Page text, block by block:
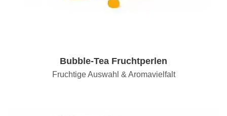
Bubble-Tea Fruchtperlen
Fruchtige Auswahl & Aromavielfalt